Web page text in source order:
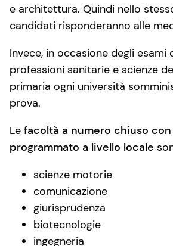
e architettura. Quindi nello
candidati risponderanno alle
Invece, in occasione degli esami
professioni sanitarie e scienze
primaria ogni università
prova.
Le facoltà a numero chiuso
programmato a livello locale
scienze motorie
comunicazione
giurisprudenza
biotecnologie
ingegneria